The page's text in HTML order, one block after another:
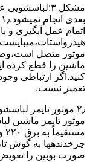
مشکل
اﺗﻤﺎم عمل آﺑﮕﯿﺮی و
ﻣﻮﺗﻮر ﻣﺘﺼﻞ
ﻣﺎﺷﯿﻦ را ﻗﻄﻊ کرده
کنید.اﮔﺮ ارﺗﺒﺎطی
ﺗﻌﻤﯿﺮ نیست.
۲٫ ﻣﻮﺗﻮر ﺗﺎﯾﻤﺮ
ﻣﻮﺗﻮر ﺗﺎﯾﻤﺮ ماشین
چرخدندهها به گوش
ﺻﻮرت ﺑﻮﺑﯿﻦ را ﺗﻌﻮﯾﺾ